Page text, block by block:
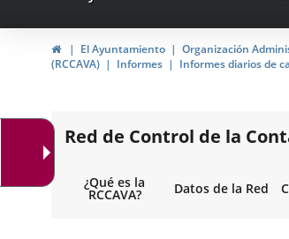
de
Valladolid
InicioEl Ayuntamiento Organización
(RCCAVA)
Informes Informes diarios de
Red de Control de la
¿Qué es la
RCCAVA? Datos de la Red